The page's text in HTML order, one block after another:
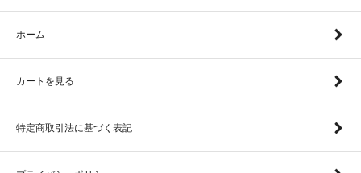
ホーム
カートを見る
特定商取引法に基づく表記